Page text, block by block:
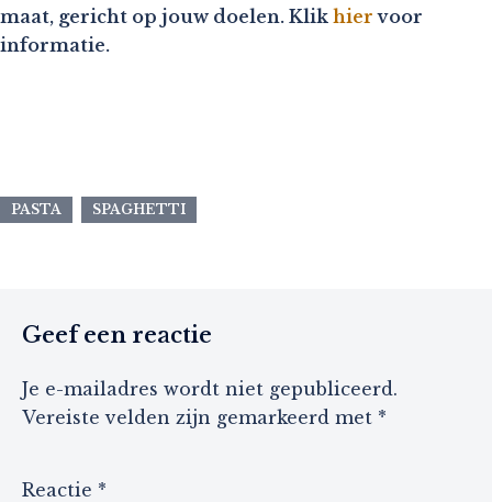
maat, gericht op jouw doelen. Klik hier voor
informatie.
PASTA SPAGHETTI
Geef een reactie
Je e-mailadres wordt niet gepubliceerd.
Vereiste velden zijn gemarkeerd met *
Reactie *